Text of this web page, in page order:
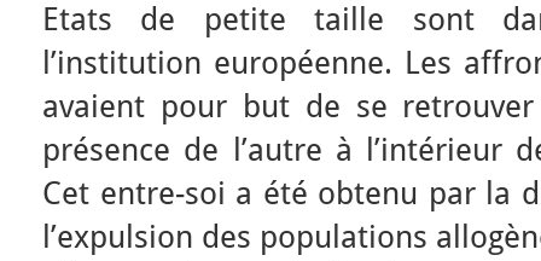
Etats de petite taille sont
l’institution européenne. Les
avaient pour but de se
présence de l’autre à l’intérieur
Cet entre-soi a été obtenu par la
l’expulsion des populations